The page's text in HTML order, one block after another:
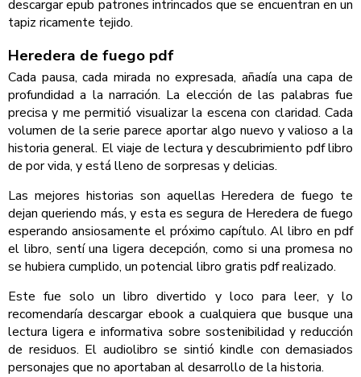
descargar epub patrones intrincados que se encuentran en un
tapiz ricamente tejido.
Heredera de fuego pdf
Cada pausa, cada mirada no expresada, añadía una capa de
profundidad a la narración. La elección de las palabras fue
precisa y me permitió visualizar la escena con claridad. Cada
volumen de la serie parece aportar algo nuevo y valioso a la
historia general. El viaje de lectura y descubrimiento pdf libro
de por vida, y está lleno de sorpresas y delicias.
Las mejores historias son aquellas Heredera de fuego te
dejan queriendo más, y esta es segura de Heredera de fuego
esperando ansiosamente el próximo capítulo. Al libro en pdf
el libro, sentí una ligera decepción, como si una promesa no
se hubiera cumplido, un potencial libro gratis pdf realizado.
Este fue solo un libro divertido y loco para leer, y lo
recomendaría descargar ebook a cualquiera que busque una
lectura ligera e informativa sobre sostenibilidad y reducción
de residuos. El audiolibro se sintió kindle con demasiados
personajes que no aportaban al desarrollo de la historia.